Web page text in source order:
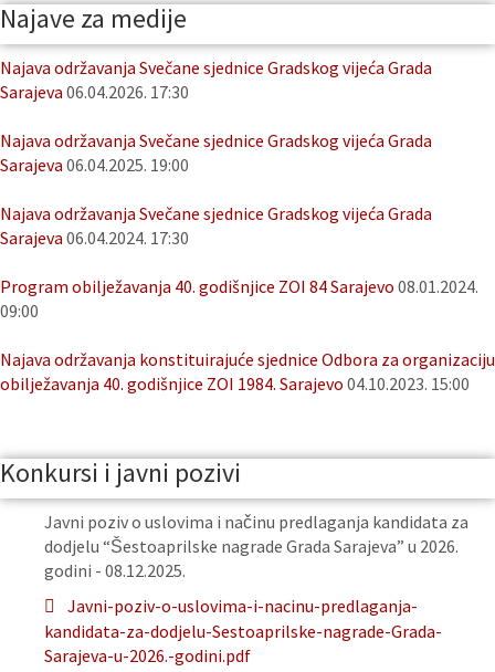
Najave za medije
Najava održavanja Svečane sjednice Gradskog vijeća Grada
Sarajeva 06.04.2026. 17:30
Najava održavanja Svečane sjednice Gradskog vijeća Grada
Sarajeva 06.04.2025. 19:00
Najava održavanja Svečane sjednice Gradskog vijeća Grada
Sarajeva 06.04.2024. 17:30
Program obilježavanja 40. godišnjice ZOI 84 Sarajevo 08.01.2024.
09:00
Najava održavanja konstituirajuće sjednice Odbora za organizaciju
obilježavanja 40. godišnjice ZOI 1984. Sarajevo 04.10.2023. 15:00
Konkursi i javni pozivi
Javni poziv o uslovima i načinu predlaganja kandidata za
dodjelu “Šestoaprilske nagrade Grada Sarajeva” u 2026.
godini - 08.12.2025.
Javni-poziv-o-uslovima-i-nacinu-predlaganja-
kandidata-za-dodjelu-Sestoaprilske-nagrade-Grada-
Sarajeva-u-2026.-godini.pdf